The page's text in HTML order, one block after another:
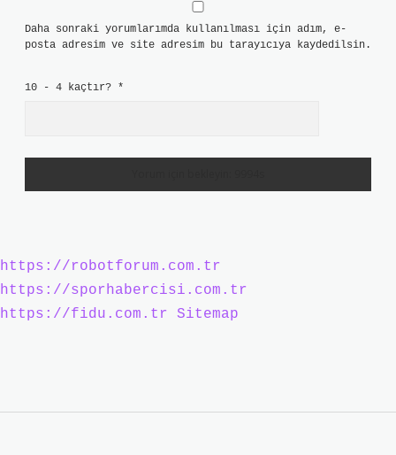
Daha sonraki yorumlarımda kullanılması için adım, e-
posta adresim ve site adresim bu tarayıcıya kaydedilsin.
10 - 4 kaçtır? *
https://robotforum.com.tr
https://sporhabercisi.com.tr
https://fidu.com.tr
Sitemap